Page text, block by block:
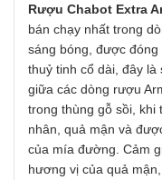
Rượu Chabot Extra
bán chạy nhất trong
sáng bóng, được
thuỷ tinh cổ dài, đây
giữa các dòng rượu
trong thùng gỗ sồi, khi
nhân, quả mận và
của mía đường. Cảm
hương vị của quả